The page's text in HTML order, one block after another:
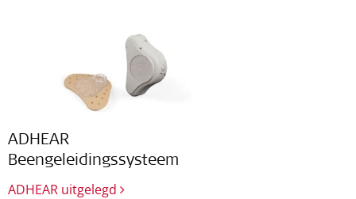
ADHEAR
Beengeleidingssysteem
ADHEAR uitgelegd